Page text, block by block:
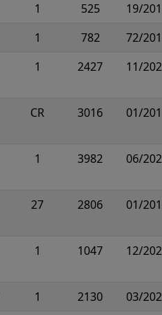
1 525
19/
1 782
72/
1 2427 11/
CR 3016 01/
1 3982 06/
27 2806 01/
1 1047 12/
1 2130 03/